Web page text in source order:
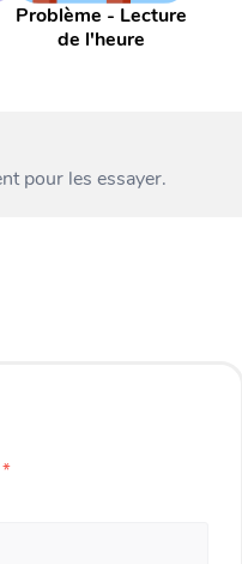
Problème - Lecture
de l'heure
pour les essayer.
*